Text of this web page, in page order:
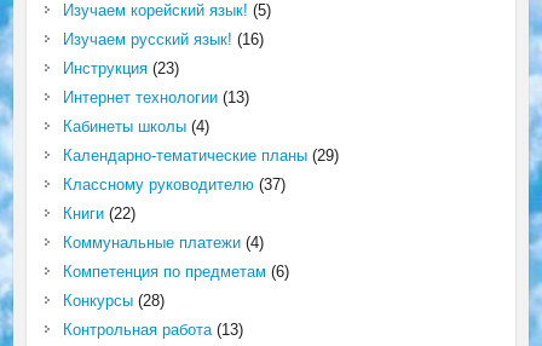
Изучаем корейский язык! (5)
Изучаем русский язык! (16)
Инструкция(23)
Интернет технологии(13)
Кабинеты школы(4)
Календарно-тематические планы(29)
Классному руководителю(37)
Книги(22)
Коммунальные платежи(4)
Компетенция по предметам (6)
Конкурсы(28)
Контрольная работа(13)